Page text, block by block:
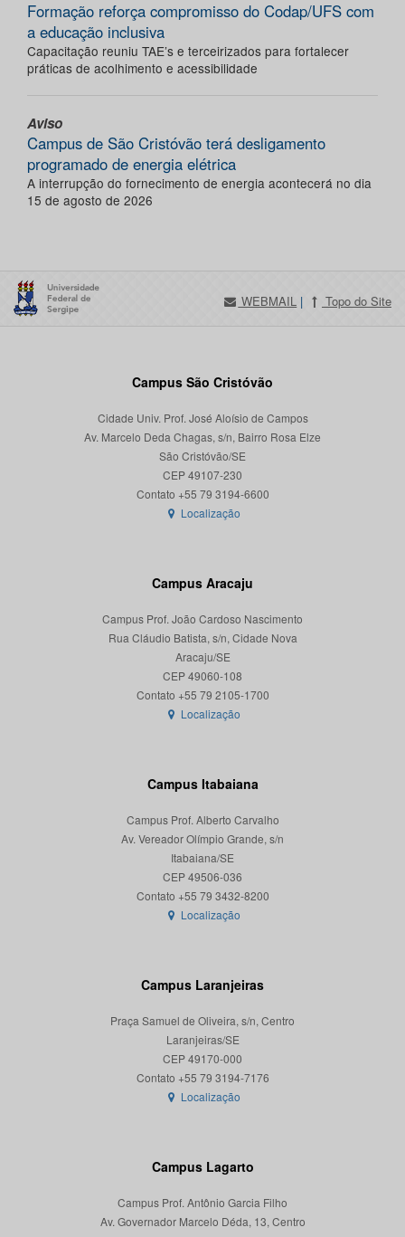
Formação reforça compromisso do Codap/UFS com
a educação inclusiva
Capacitação reuniu TAE’s e terceirizados para fortalecer
práticas de acolhimento e acessibilidade
Aviso
Campus de São Cristóvão terá desligamento
programado de energia elétrica
A interrupção do fornecimento de energia acontecerá no dia
15 de agosto de 2026
WEBMAIL | Topo do Site
Campus São Cristóvão
Cidade Univ. Prof. José Aloísio de Campos
Av. Marcelo Deda Chagas, s/n, Bairro Rosa Elze
São Cristóvão/SE
CEP 49107-230
Localização
Campus Aracaju
Campus Prof. João Cardoso Nascimento
Rua Cláudio Batista, s/n, Cidade Nova
Aracaju/SE
CEP 49060-108
Localização
Campus Itabaiana
Campus Prof. Alberto Carvalho
Av. Vereador Olímpio Grande, s/n
Itabaiana/SE
CEP 49506-036
Localização
Campus Laranjeiras
Praça Samuel de Oliveira, s/n, Centro
Laranjeiras/SE
CEP 49170-000
Localização
Campus Lagarto
Campus Prof. Antônio Garcia Filho
Av. Governador Marcelo Déda, 13, Centro